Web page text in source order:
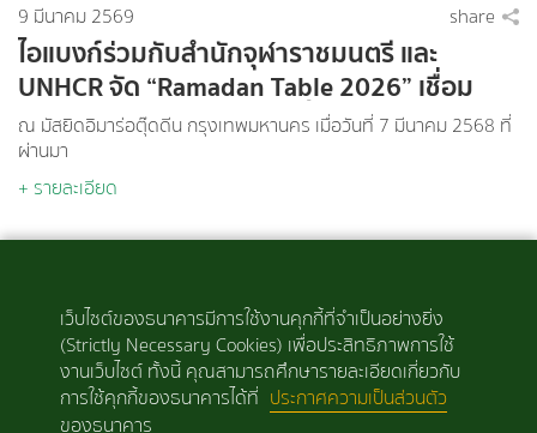
9 มีนาคม 2569 share
ไอแบงก์ร่วมกับสำนักจุฬาราชมนตรี และ
UNHCR จัด “Ramadan Table 2026” เชื่อม
พลังศรัทธาไทยช่วยเหลือผู้ลี้ภัยโลก
ณ มัสยิดอิมาร่อตุ๊ดดีน กรุงเทพมหานคร เมื่อวันที่ 7 มีนาคม 2568 ที่
ผ่านมา
+ รายละเอียด
1 2 3 4 5 6 7
8
154 155 ›
เว็บไซต์ของธนาคารมีการใช้งานคุกกี้ที่จำเป็นอย่างยิ่ง
(Strictly Necessary Cookies) เพื่อประสิทธิภาพการใช้
งานเว็บไซต์ ทั้งนี้ คุณสามารถศึกษารายละเอียดเกี่ยวกับ
การใช้คุกกี้ของธนาคารได้ที่ ประกาศความเป็นส่วนตัว
ของธนาคาร